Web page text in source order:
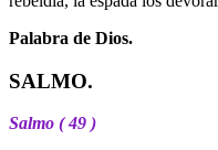
Palabra de Dios.
SALMO.
Salmo ( 49 )